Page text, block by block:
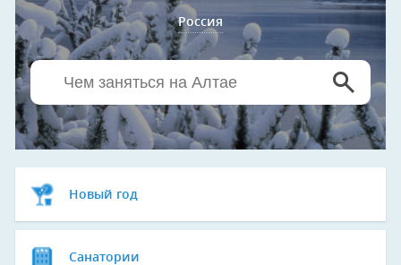
Россия
Новый год
Санатории